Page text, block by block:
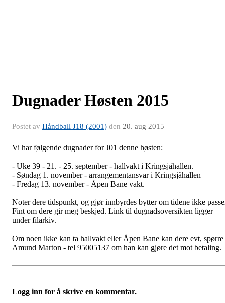
Dugnader Høsten 2015
Postet av Håndball J18 (2001) den 20. aug 2015
Vi har følgende dugnader for J01 denne høsten:
- Uke 39 - 21. - 25. september - hallvakt i Kringsjåhallen.
- Søndag 1. november - arrangementansvar i Kringsjåhallen
- Fredag 13. november - Åpen Bane vakt.
Noter dere tidspunkt, og gjør innbyrdes bytter om tidene ikke
Fint om dere gir meg beskjed. Link til dugnadsoversikten ligger
under filarkiv.
Om noen ikke kan ta hallvakt eller Åpen Bane kan dere evt, spørre
Amund Marton - tel 95005137 om han kan gjøre det mot betaling.
Logg inn for å skrive en kommentar.